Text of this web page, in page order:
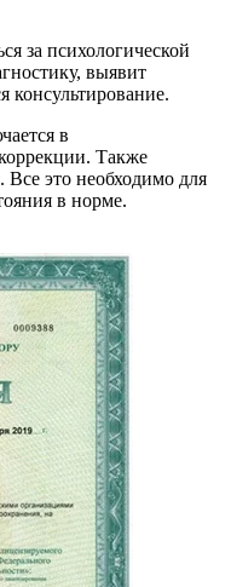
за психологической
выявит
консультирование.
в
Также
Все это необходимо для
в норме.